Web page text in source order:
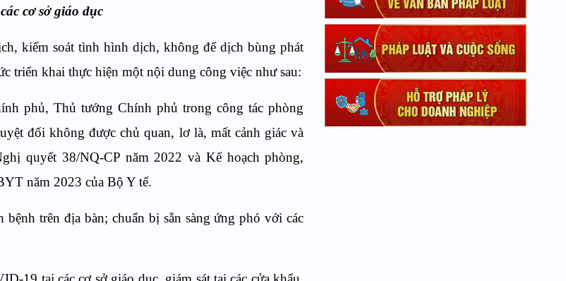
cơ sở giáo dục
kiểm soát tình hình dịch, không để dịch bùng phát
triển khai thực hiện một nội dung công việc như sau:
phủ, Thủ tướng Chính phủ trong công tác phòng
đối không được chủ quan, lơ là, mất cảnh giác và
quyết 38/NQ-CP năm 2022 và Kế hoạch phòng,
năm 2023 của Bộ Y tế.
trên địa bàn; chuẩn bị sẵn sàng ứng phó với các